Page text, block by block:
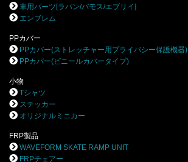
車用パーツ[ラパン/バモス/エブリイ]
エンブレム
PPカバー
PPカバー(ストレッチャー用プライバシー保護機器)
PPカバー(ビニールカバータイプ)
小物
Tシャツ
ステッカー
オリジナルミニカー
FRP製品
WAVEFORM SKATE RAMP UNIT
FRPチェアー